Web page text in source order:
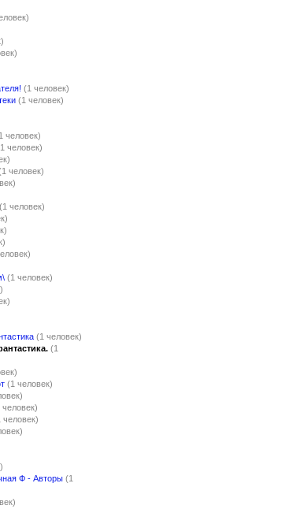
(1 человек)
(1 человек)
человек)
человек)
человек)
(1 человек)
(1 человек)
(1 человек)
(1
(1 человек)
человек)
человек)
Ф - Авторы (1